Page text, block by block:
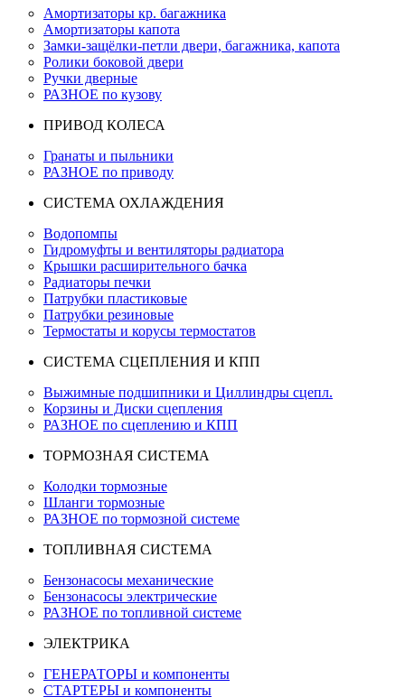
Амортизаторы кр. багажника
Амортизаторы капота
Замки-защёлки-петли двери, багажника, капота
Ролики боковой двери
Ручки дверные
РАЗНОЕ по кузову
ПРИВОД КОЛЕСА
Гранаты и пыльники
РАЗНОЕ по приводу
СИСТЕМА ОХЛАЖДЕНИЯ
Водопомпы
Гидромуфты и вентиляторы радиатора
Крышки расширительного бачка
Радиаторы печки
Патрубки пластиковые
Патрубки резиновые
Термостаты и корусы термостатов
СИСТЕМА СЦЕПЛЕНИЯ И КПП
Выжимные подшипники и Циллиндры сцепл.
Корзины и Диски сцепления
РАЗНОЕ по сцеплению и КПП
ТОРМОЗНАЯ СИСТЕМА
Колодки тормозные
Шланги тормозные
РАЗНОЕ по тормозной системе
ТОПЛИВНАЯ СИСТЕМА
Бензонасосы механические
Бензонасосы электрические
РАЗНОЕ по топливной системе
ЭЛЕКТРИКА
ГЕНЕРАТОРЫ и компоненты
СТАРТЕРЫ и компоненты